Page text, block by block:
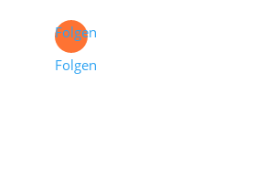
Folgen
Folgen